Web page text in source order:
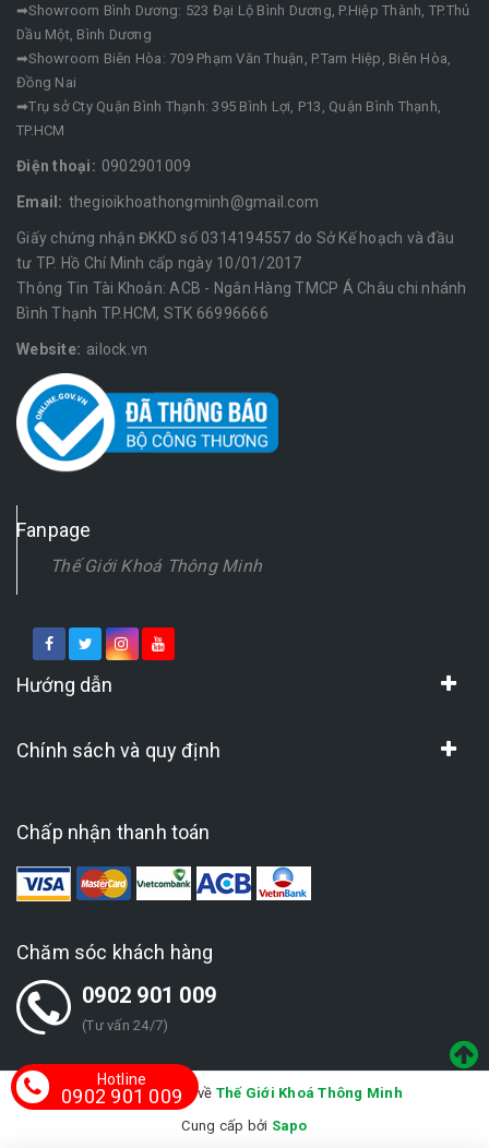
➡Showroom Bình Dương: 523 Đại Lộ Bình Dương, P.Hiệp Thành, TP.Thủ
Dầu Một, Bình Dương
➡Showroom Biên Hòa: 709 Phạm Văn Thuận, P.Tam Hiệp, Biên Hòa,
Đồng Nai
➡Trụ sở Cty Quận Bình Thạnh: 395 Bình Lợi, P13, Quận Bình Thạnh,
TP.HCM
Điện thoại: 0902901009
Email: thegioikhoathongminh@gmail.com
Giấy chứng nhận ĐKKD số 0314194557 do Sở Kế hoạch và đầu
tư TP. Hồ Chí Minh cấp ngày 10/01/2017
Thông Tin Tài Khoản: ACB - Ngân Hàng TMCP Á Châu chi nhánh
Bình Thạnh TP.HCM, STK 66996666
Website: ailock.vn
Fanpage
Thế Giới Khoá Thông Minh
Hướng dẫn
Chính sách và quy định
Chấp nhận thanh toán
Chăm sóc khách hàng
0902 901 009
(Tư vấn 24/7)
Bản quyền thuộc về Thế Giới Khoá Thông Minh
Cung cấp bởi Sapo
Hotline
0902 901 009